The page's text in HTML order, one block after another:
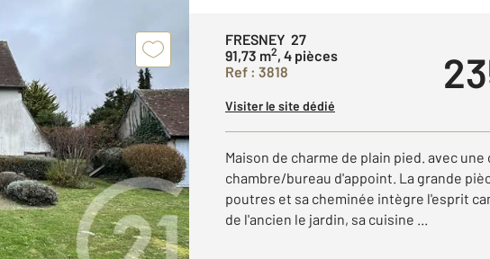
FRESNEY 27
91,73 m2, 4 pièces
Ref : 3818
Visiter le site dédié
Maison de charme de plain pied. avec
chambre/bureau d'appoint. La grande
poutres et sa cheminée intègre l'esprit
de l'ancien le jardin, sa cuisine ...